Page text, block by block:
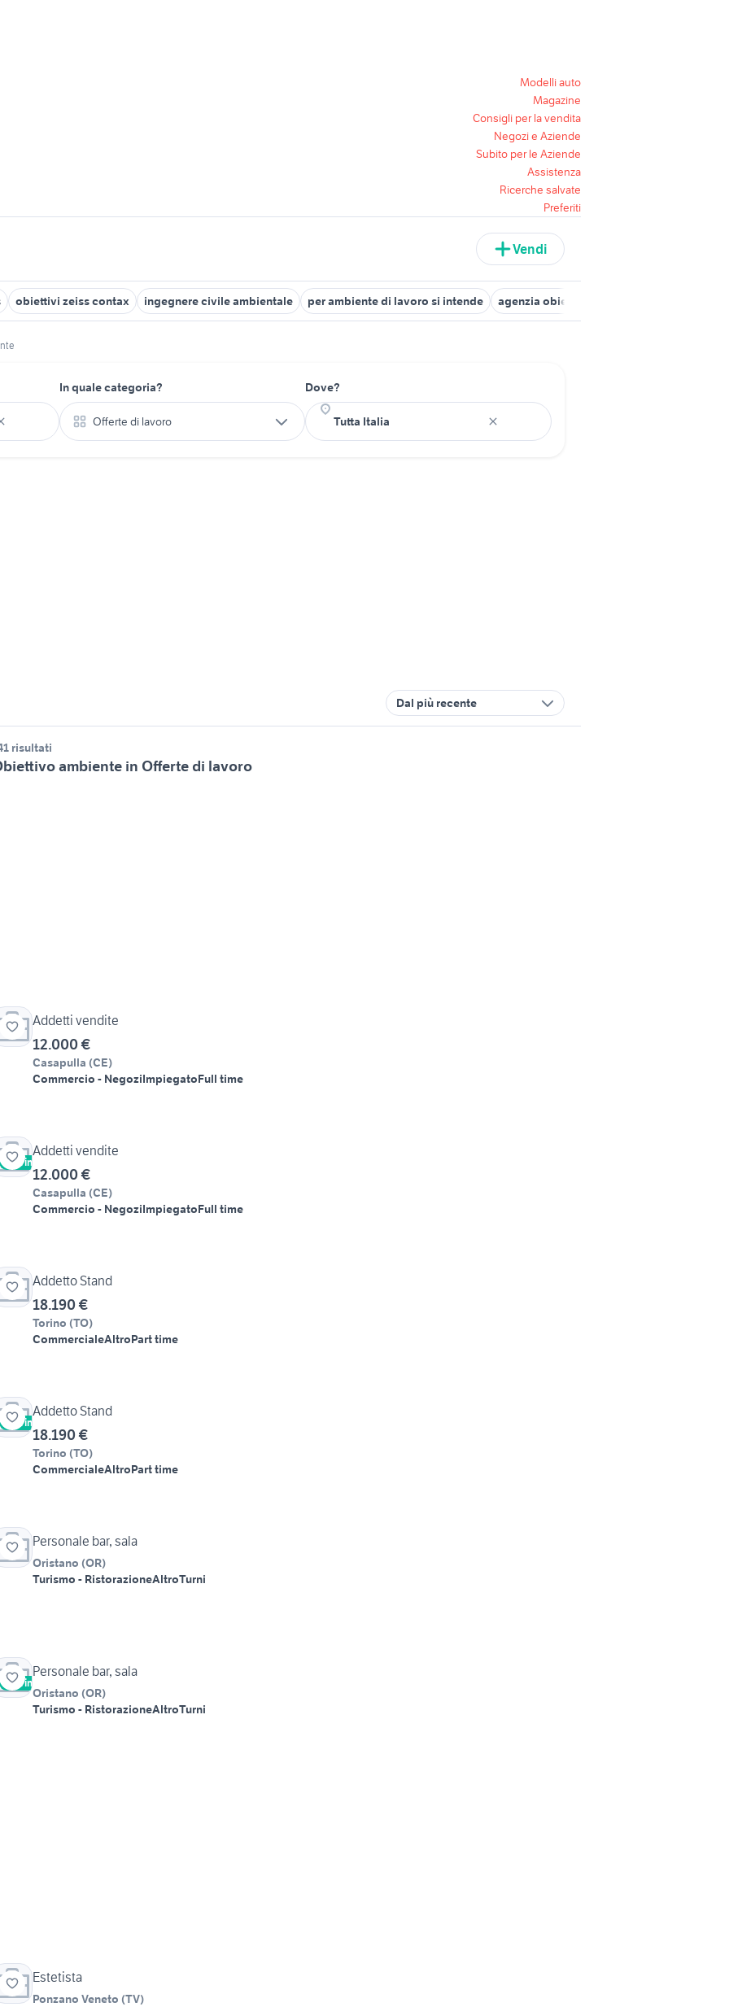
Modelli auto
Magazine
Consigli per la vendita
Negozi e Aziende
Subito per le Aziende
Assistenza
Ricerche salvate
Preferiti
Vendi
obiettivi zeiss contax ingegnere civile ambientale per ambiente di lavoro si intende agenzia obiettivo lavoro
In quale categoria?
Offerte di lavoro
Dove?
Dal più recente
risultati
ambiente in Offerte di lavoro
Addetti vendite
12.000 €
Casapulla (CE)
Commercio - NegoziImpiegatoFull time
Vetrina
Addetti vendite
12.000 €
Casapulla (CE)
Commercio - NegoziImpiegatoFull time
Addetto Stand
18.190 €
Torino (TO)
CommercialeAltroPart time
Vetrina
Addetto Stand
18.190 €
Torino (TO)
CommercialeAltroPart time
Personale bar, sala
Oristano (OR)
Turismo - RistorazioneAltroTurni
Vetrina
Personale bar, sala
Oristano (OR)
Turismo - RistorazioneAltroTurni
Estetista
Ponzano Veneto (TV)